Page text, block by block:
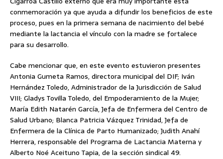
conmemoración ya que ayuda a difundir los beneficios de este
proceso, pues en la primera semana de nacimiento del bebé
mediante la lactancia el vínculo con la madre se fortalece
para su desarrollo.
Cabe mencionar que, en este evento estuvieron presentes
Antonia Gumeta Ramos, directora municipal del DIF; Iván
Hernández Toledo, Administrador de la Jurisdicción de Salud
VIII; Gladys Tovilla Toledo, del Empoderamiento de la Mujer;
María Edith Natarén García, Jefa de Enfermera del Centro de
Salud Urbano; Blanca Patricia Vázquez Trinidad, Jefa de
Enfermera de la Clínica de Parto Humanizado; Judith Anahí
Herrera, responsable del Programa de Lactancia Materna y
Alberto Noé Aceituno Tapia, de la sección sindical 49.